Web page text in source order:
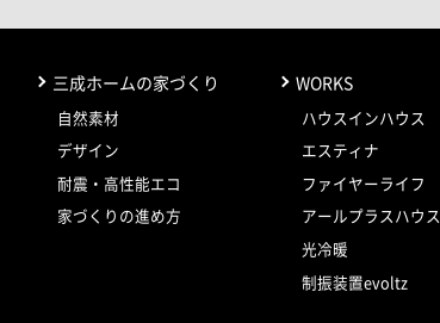
三成ホームの家づくり
自然素材
デザイン
耐震・高性能エコ
家づくりの進め方
WORKS
ハウスインハウス
エスティナ
ファイヤーライフ
アールプラスハウス
光冷暖
制振装置evoltz